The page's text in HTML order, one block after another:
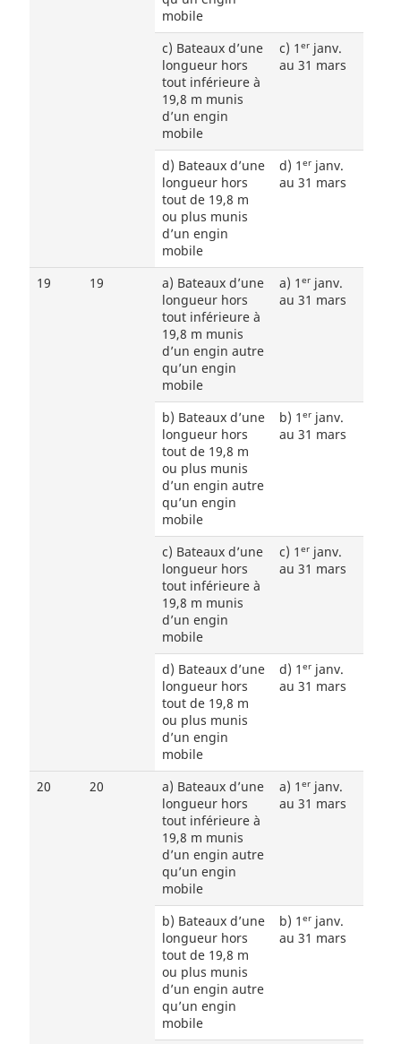
mobile
c) Bateaux d’une
longueur hors
tout inférieure à
19,8 m munis
d’un engin
mobile
c) 1 er janv.
au 31 mars
d) Bateaux d’une
longueur hors
tout de 19,8 m
ou plus munis
d’un engin
mobile
d) 1 er janv.
au 31 mars
19 19
a) Bateaux d’une
longueur hors
tout inférieure à
19,8 m munis
d’un engin autre
qu’un engin
mobile
a) 1 er janv.
au 31 mars
b) Bateaux d’une
longueur hors
tout de 19,8 m
ou plus munis
d’un engin autre
qu’un engin
mobile
b) 1 er janv.
au 31 mars
c) Bateaux d’une
longueur hors
tout inférieure à
19,8 m munis
d’un engin
mobile
c) 1 er janv.
au 31 mars
d) Bateaux d’une
longueur hors
tout de 19,8 m
ou plus munis
d’un engin
mobile
d) 1 er janv.
au 31 mars
20 20
a) Bateaux d’une
longueur hors
tout inférieure à
19,8 m munis
d’un engin autre
qu’un engin
mobile
a) 1 er janv.
au 31 mars
b) Bateaux d’une
longueur hors
tout de 19,8 m
ou plus munis
d’un engin autre
qu’un engin
mobile
b) 1 er janv.
au 31 mars